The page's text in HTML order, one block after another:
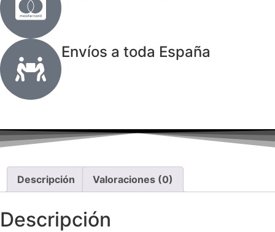
Envíos a toda España
Descripción Valoraciones (0)
Descripción